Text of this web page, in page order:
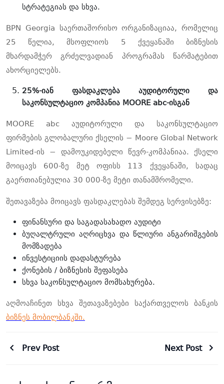
სტრატეგიას და სხვა.
BPN Georgia საერთაშორისო ორგანიზაციაა, რომელიც
25 წელია, მსოფლიოს 5 ქვეყანაში ბიზნესის
მხარდამჭერ გრძელვადიან პროგრამას წარმატებით
ახორციელებს.
25%-იან ფასდაკლება აუდიტორული და
საკონსულტაციო კომპანია MOORE abc-ისგან
MOORE abc აუდიტორული და საკონსულტაციო
ფირმების გლობალური ქსელის − Moore Global Network
Limited-ის − დამოუკიდებელი წევრ-კომპანიაა. ქსელი
მოიცავს 600-ზე მეტ ოფისს 113 ქვეყანაში, სადაც
გაერთიანებულია 30 000-ზე მეტი თანამშრომელი.
შეთავაზება მოიცავს ფასდაკლებას შემდეგ სერვისებზე:
ფინანსური და საგადასახადო აუდიტი
ბუღალტრული აღრიცხვა და წლიური ანგარიშგების
მომზადება
ინვესტიციის დადასტურება
ქონების / ბიზნესის შეფასება
სხვა საკონსულტაციო მომსახურება.
აღმოაჩინეთ სხვა შეთავაზებები საქართველოს ბანკის
ბიზნეს მობილბანკში.
Prev Post Next Post